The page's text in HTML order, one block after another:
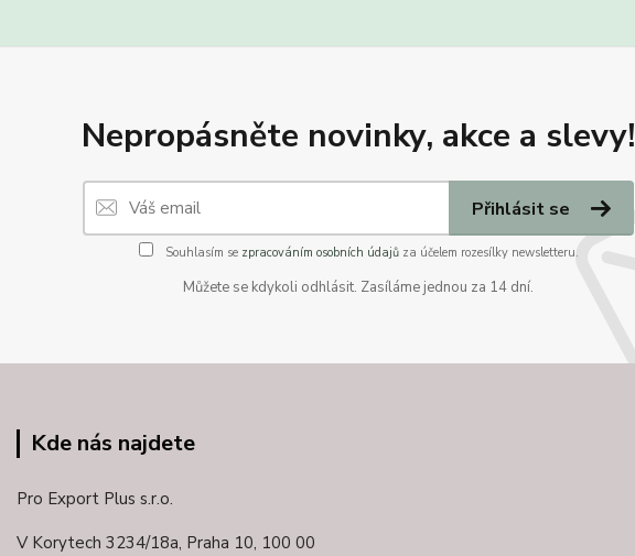
Nepropásněte novinky, akce a slevy!
Přihlásit se
Souhlasím se zpracováním osobních údajůza účelem rozesílky newsletteru.
Můžete se kdykoli odhlásit. Zasíláme jednou za 14 dní.
Kde nás najdete
Pro Export Plus s.r.o.
V Korytech 3234/18a, Praha 10, 100 00